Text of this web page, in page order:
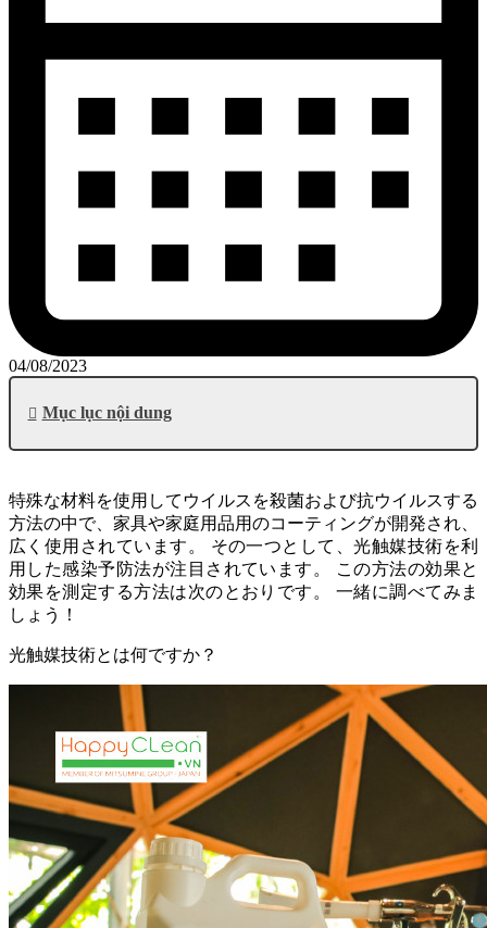
04/08/2023
Mục lục nội dung
特殊な材料を使用してウイルスを殺菌および抗ウイルスする
方法の中で、家具や家庭用品用のコーティングが開発され、
広く使用されています。 その一つとして、光触媒技術を利
用した感染予防法が注目されています。 この方法の効果と
効果を測定する方法は次のとおりです。 一緒に調べてみま
しょう！
光触媒技術とは何ですか？